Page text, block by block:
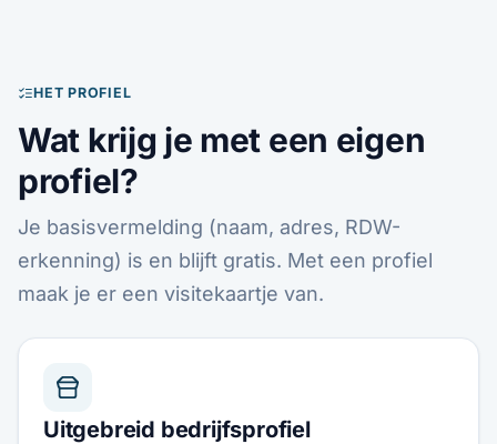
HET PROFIEL
Wat krijg je met een eigen
profiel?
Je basisvermelding (naam, adres, RDW-
erkenning) is en blijft gratis. Met een profiel
maak je er een visitekaartje van.
Uitgebreid bedrijfsprofiel